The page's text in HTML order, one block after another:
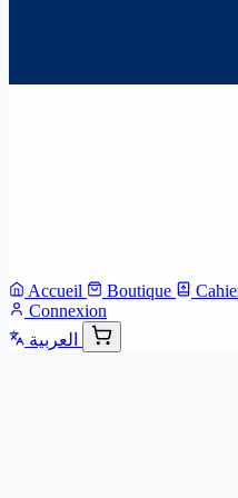
Accueil Boutique
Connexion
العربية